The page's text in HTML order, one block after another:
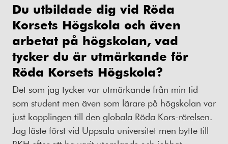
Du utbildade dig vid Röda
Korsets Högskola och även
arbetat på högskolan, vad
tycker du är utmärkande för
Röda Korsets Högskola?
Det som jag tycker var utmärkande från min tid
som student men även som lärare på högskolan var
just kopplingen till den globala Röda Kors-rörelsen.
Jag läste först vid Uppsala universitet men bytte till